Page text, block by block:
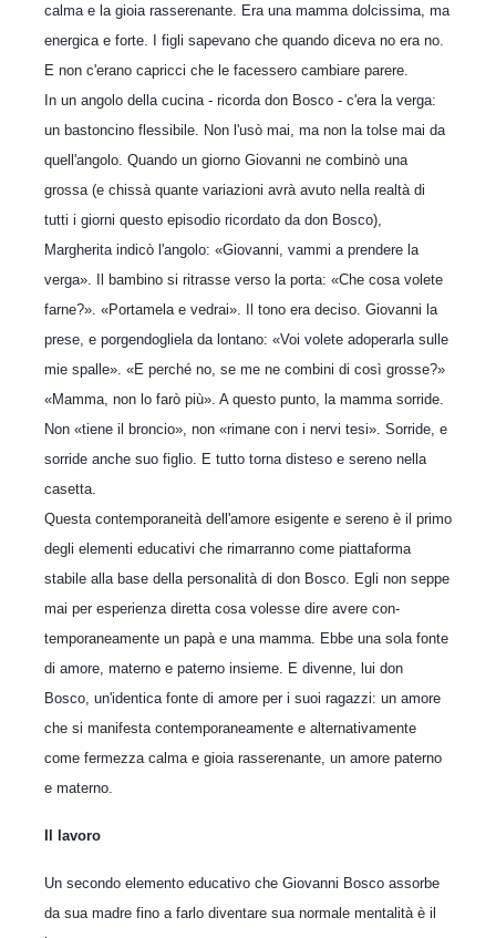
calma e la gioia rasserenante. Era una mamma dolcissima, ma
energica e forte. I figli sapevano che quando diceva no era no.
E non c'erano capricci che le facessero cambiare parere.
In un angolo della cucina - ricorda don Bosco - c'era la verga:
un bastoncino flessibile. Non l'usò mai, ma non la tolse mai da
quell'angolo. Quando un giorno Giovanni ne combinò una
grossa (e chissà quante variazioni avrà avuto nella real­tà di
tutti i giorni questo episodio ricordato da don Bosco),
Margherita indicò l'angolo: «Giovanni, vammi a prendere la
verga». Il bambino si ritrasse verso la porta: «Che cosa volete
farne?». «Portamela e vedrai». Il tono era deciso. Giovanni la
prese, e porgendogliela da lontano: «Voi volete adoperarla sulle
mie spalle». «E perché no, se me ne combini di così grosse?»
«Mamma, non lo farò più». A questo punto, la mamma sorride.
Non «tiene il broncio», non «rimane con i nervi tesi». Sorride, e
sorride anche suo figlio. E tutto torna di­steso e sereno nella
casetta.
Questa contemporaneità dell'amore esigente e sereno è il primo
degli elementi educativi che rimarranno come piattaforma
stabile alla base della personalità di don Bosco. Egli non seppe
mai per esperienza diretta cosa volesse dire avere con­
temporaneamente un papà e una mamma. Ebbe una sola fonte
di amore, materno e paterno insieme. E divenne, lui don
Bosco, un'identica fonte di amore per i suoi ragazzi: un amore
che si manifesta contemporaneamente e alternativamente
come fermezza calma e gioia rasserenante, un amore paterno
e materno.
Il lavoro
Un secondo elemento educativo che Giovanni Bosco assorbe
da sua madre fino a farlo diventare sua normale mentalità è il